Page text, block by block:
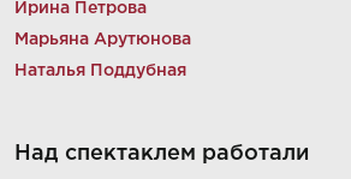
Ирина Петрова
Марьяна Арутюнова
Наталья Поддубная
Над спектаклем работали